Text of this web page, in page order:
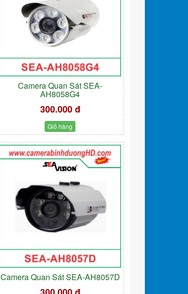
Camera Quan Sát SEA-
AH8058G4
300.000 đ
Giỏ hàng
Camera Quan Sát SEA-AH8057D